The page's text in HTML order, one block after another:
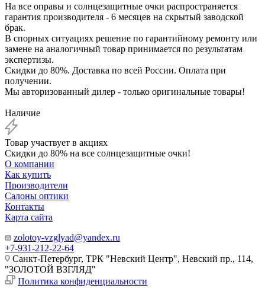
На все оправы и солнцезащитные очки распространяется
гарантия производителя - 6 месяцев на скрытый заводской
брак.
В спорных ситуациях решение по гарантийному ремонту или
замене на аналогичный товар принимается по результатам
экспертизы.
Скидки до 80%. Доставка по всей России. Оплата при
получении.
Мы авторизованный дилер - только оригинальные товары!
Наличие
Товар участвует в акциях
Скидки до 80% на все солнцезащитные очки!
О компании
Как купить
Производители
Салоны оптики
Контакты
Карта сайта
zolotoy-vzglyad@yandex.ru
+7-931-212-22-64
Санкт-Петербург, ТРК "Невский Центр", Невский пр., 114,
"ЗОЛОТОЙ ВЗГЛЯД"
Политика конфиденциальности